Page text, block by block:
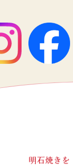
明石焼きを